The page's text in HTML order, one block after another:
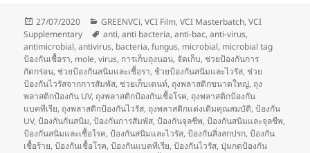
Posted
on
27/07/2020 Categories
GREENVCi,VCI Film,VCI Masterbatch,VCI
Supplementary
Tags
anti,anti bacteria,anti-bac,anti-virus,
antimicrobial,antivirus, bacteria,fungus, microbial, microbial tag
ป้องกันเชื้อรา, mole,virus, การเก็บถุงนอน, จัดเก็บ, ช่วยป้องกันการ
กัดกร่อน, ช่วยป้องกันสนิมและเชื้อรา, ช้วยป้องกันสนิมและไวรัส, ช่วย
ป้องกันไวรัสจากการสัมพัส, ช่วยเก็บเตนท์, ถุงพลาสติกขนาดใหญ่, ถุง
พลาสติกป้องกัน UV, ถุงพลาสติกป้องกันเชื้อโรค, ถุงพลาสติกป้องกัน
แบคทีเรีย, ถุงพลาสติกป้องกันไวรัส, ถุงพลาสติกแต่งเติมคุณสมบัติ,ป้องกัน
UV,ป้องกันกันสนิม,ป้องกันการสัมพัส,ป้องกันจุลชีพ,ป้องกันสนิมและจุลชีพ,
ป้องกันสนิมและเชื้อโรค,ป้องกันสนิมและไวรัส,ป้องกันสิ่งสกปรก,ป้องกัน
เชื้อร้าย,ป้องกันเชื้อโรค,ป้องกันแบคทีเรีย,ป้องกันไวรัส,ปุ่มกดป้องกัน